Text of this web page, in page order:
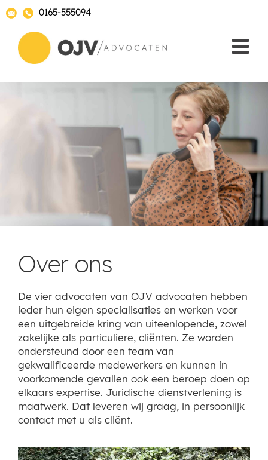
0165-555094
Betrokken.
Oplossingsgericht.
Over ons
De vier advocaten van OJV advocaten hebben
ieder hun eigen specialisaties en werken voor
een uitgebreide kring van uiteenlopende, zowel
zakelijke als particuliere, cliënten. Ze worden
ondersteund door een team van
gekwalificeerde medewerkers en kunnen in
voorkomende gevallen ook een beroep doen op
elkaars expertise. Juridische dienstverlening is
maatwerk. Dat leveren wij graag, in persoonlijk
contact met u als cliënt.